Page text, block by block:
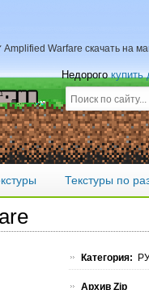
Amplified Warfare скачать на
Недорогокупить
Текстуры по
Категория:
Архив Zip